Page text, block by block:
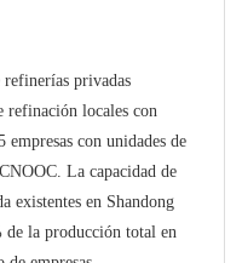
refinerías privadas
refinación locales con
empresas con unidades de
La capacidad de
existentes en Shandong
de la producción total en